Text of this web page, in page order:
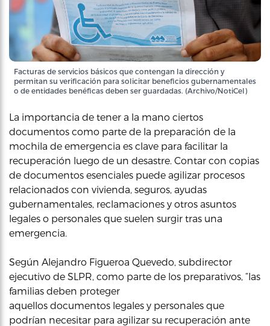
Facturas de servicios básicos que contengan la dirección y
permitan su verificación para solicitar beneficios gubernamentales
o de entidades benéficas deben ser guardadas. (Archivo/NotiCel)
La importancia de tener a la mano ciertos
documentos como parte de la preparación de la
mochila de emergencia es clave para facilitar la
recuperación luego de un desastre. Contar con copias
de documentos esenciales puede agilizar procesos
relacionados con vivienda, seguros, ayudas
gubernamentales, reclamaciones y otros asuntos
legales o personales que suelen surgir tras una
emergencia.
Según Alejandro Figueroa Quevedo, subdirector
ejecutivo de SLPR, como parte de los preparativos, “las
familias deben proteger
aquellos documentos legales y personales que
podrían necesitar para agilizar su recuperación ante